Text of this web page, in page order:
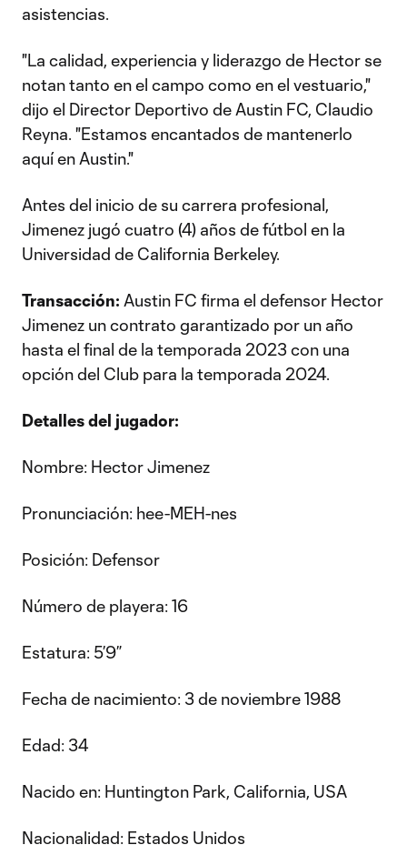
asistencias.
"La calidad, experiencia y liderazgo de Hector se
notan tanto en el campo como en el vestuario,"
dijo el Director Deportivo de Austin FC, Claudio
Reyna. "Estamos encantados de mantenerlo
aquí en Austin."
Antes del inicio de su carrera profesional,
Jimenez jugó cuatro (4) años de fútbol en la
Universidad de California Berkeley.
Transacción: Austin FC firma el defensor Hector
Jimenez un contrato garantizado por un año
hasta el final de la temporada 2023 con una
opción del Club para la temporada 2024.
Detalles del jugador:
Nombre: Hector Jimenez
Pronunciación: hee-MEH-nes
Posición: Defensor
Número de playera: 16
Estatura: 5’9”
Fecha de nacimiento: 3 de noviembre 1988
Edad: 34
Nacido en: Huntington Park, California, USA
Nacionalidad: Estados Unidos